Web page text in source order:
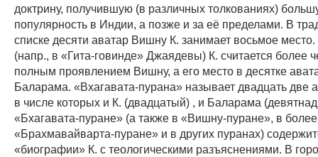
доктрину, получившую (в различных толкованиях)
популярность в Индии, а позже и за её пределами. В
списке десяти аватар Вишну К. занимает восьмое
(напр., в «Гита-говинде» Джаядевы) К. считается более
полным проявлением Вишну, а его место в десятке
Баларама. «Вхагавата-пурана» называет двадцать две
в числе которых и К. (двадцатый) , и Баларама
«Бхагавата-пуране» (а также в «Вишну-пуране», в
«Брахмавайварта-пуране» и в других пуранах)
«биографии» К. с теологическими разъяснениями. В